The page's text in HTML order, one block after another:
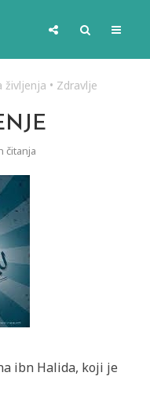
življenja • Zdravlje
čitanja
ibn Halida, koji je